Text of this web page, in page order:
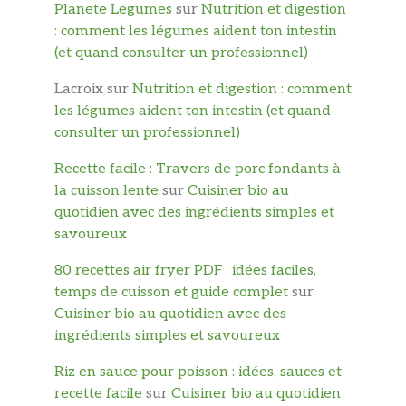
Planete Legumes sur Nutrition et digestion
: comment les légumes aident ton intestin
(et quand consulter un professionnel)
Lacroix sur Nutrition et digestion : comment
les légumes aident ton intestin (et quand
consulter un professionnel)
Recette facile : Travers de porc fondants à
la cuisson lente sur Cuisiner bio au
quotidien avec des ingrédients simples et
savoureux
80 recettes air fryer PDF : idées faciles,
temps de cuisson et guide complet sur
Cuisiner bio au quotidien avec des
ingrédients simples et savoureux
Riz en sauce pour poisson : idées, sauces et
recette facile sur Cuisiner bio au quotidien